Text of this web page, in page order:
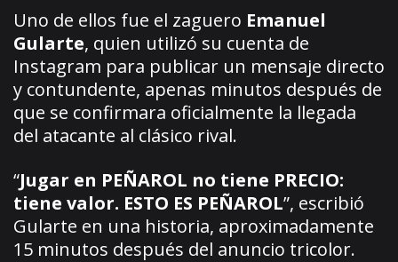
Uno de ellos fue el zaguero Emanuel
Gularte, quien utilizó su cuenta de
Instagram para publicar un mensaje directo
y contundente, apenas minutos después de
que se confirmara oficialmente la llegada
del atacante al clásico rival.
“Jugar en PEÑAROL no tiene PRECIO:
tiene valor. ESTO ES PEÑAROL”, escribió
Gularte en una historia, aproximadamente
15 minutos después del anuncio tricolor.